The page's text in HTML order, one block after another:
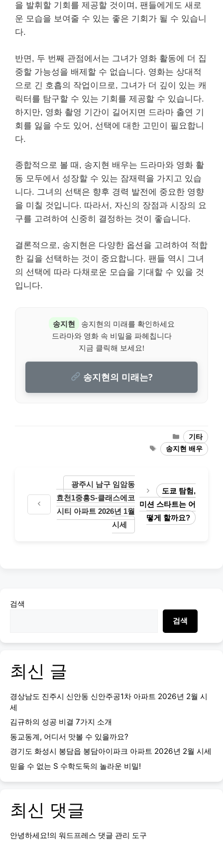
을 발휘할 기회를 제공할 것이며, 팬들에게도 새로
운 모습을 보여줄 수 있는 좋은 기회가 될 수 있습니
다.
반면, 두 번째 관점에서는 그녀가 영화 활동에 더 집
중할 가능성을 배제할 수 없습니다. 영화는 상대적
으로 긴 호흡의 작업이므로, 그녀가 더 깊이 있는 캐
릭터를 탐구할 수 있는 기회를 제공할 수 있습니다.
하지만, 영화 촬영 기간이 길어지면 드라마 출연 기
회를 잃을 수도 있어, 선택에 대한 고민이 필요합니
다.
종합적으로 볼 때, 송지현 배우는 드라마와 영화 활
동 모두에서 성장할 수 있는 잠재력을 가지고 있습
니다. 그녀의 선택은 향후 경력 발전에 중요한 영향
을 미칠 것입니다. 따라서, 자신의 장점과 시장의 요
구를 고려하여 신중히 결정하는 것이 좋습니다.
결론적으로, 송지현은 다양한 옵션을 고려하여 적합
한 길을 선택하는 것이 중요합니다. 팬들 역시 그녀
의 선택에 따라 다채로운 모습을 기대할 수 있을 것
입니다.
송지현
송지현의 미래를 확인하세요
드라마와 영화 속 비밀을 파헤칩니다
지금 클릭해 보세요!
송지현의 미래는?
Categories
기타
Tags송지현 배우
광주시 남구 임암동
효천1중흥S-클래스에코
시티 아파트 2026년 1월
시세
도쿄 탐험,
미션 스타트는 어
떻게 할까요?
검색
검색
최신 글
경상남도 진주시 신안동 신안주공1차 아파트 2026년 2월 시
세
김규하의 성공 비결 7가지 소개
동교동계, 어디서 맛볼 수 있을까요?
경기도 화성시 봉담읍 봉담아이파크 아파트 2026년 2월 시세
믿을 수 없는 S 수학도둑의 놀라운 비밀!
최신 댓글
안녕하세요!의 워드프레스 댓글 관리 도구